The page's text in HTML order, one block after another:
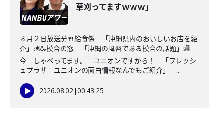
草刈ってますｗｗｗ」
８月２日放送分🍴給食係 「沖縄県内のおいしいお店を紹
介」💰🍶模合の窓 「沖縄の風習である模合の話題」🏬
今 しゃべってます。 ユニオンですから！ 「フレッシ
ュプラザ ユニオンの面白情報なんでもご紹介」 ...
2026.08.02|00:43:25